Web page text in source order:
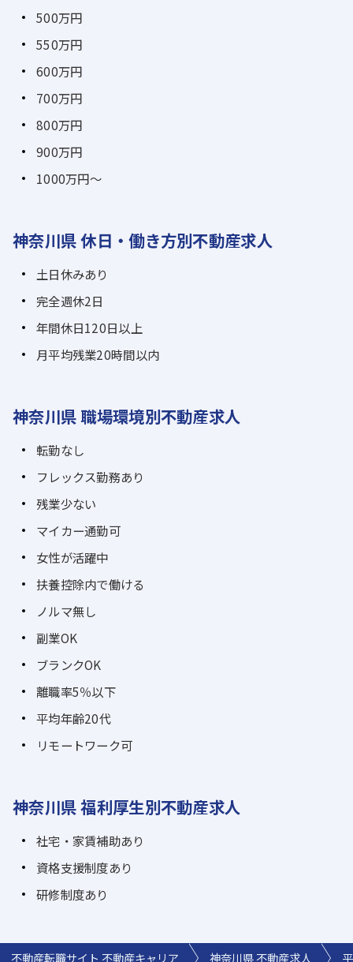
500万円
550万円
600万円
700万円
800万円
900万円
1000万円～
神奈川県 休日・働き方別不動産求人
土日休みあり
完全週休2日
年間休日120日以上
月平均残業20時間以内
神奈川県 職場環境別不動産求人
転勤なし
フレックス勤務あり
残業少ない
マイカー通勤可
女性が活躍中
扶養控除内で働ける
ノルマ無し
副業OK
ブランクOK
離職率5％以下
平均年齢20代
リモートワーク可
神奈川県 福利厚生別不動産求人
社宅・家賃補助あり
資格支援制度あり
研修制度あり
不動産転職サイト 不動産キャリア 神奈川県 不動産求人